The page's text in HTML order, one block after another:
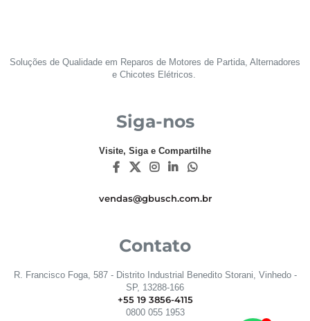
Soluções de Qualidade em Reparos de Motores de Partida, Alternadores
e Chicotes Elétricos.
Siga-nos
Visite, Siga e Compartilhe
vendas@gbusch.com.br
Contato
R. Francisco Foga, 587 - Distrito Industrial Benedito Storani, Vinhedo -
SP, 13288-166
+55 19 3856-4115
0800 055 1953